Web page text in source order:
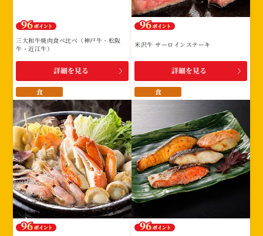
三大和牛焼肉食べ比べ（神戸牛・松阪
牛・近江牛）
詳細を見る
米沢牛 サーロインステーキ
詳細を見る
食 食